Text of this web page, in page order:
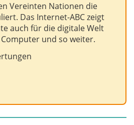
Vereinten Nationen die
Das Internet-ABC zeigt
auch für die digitale Welt
und so weiter.